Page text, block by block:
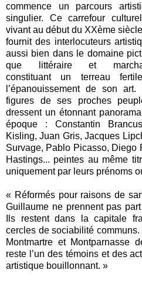
commence un parcours
singulier. Ce carrefour
vivant au début du XXème
fournit des interlocuteurs
aussi bien dans le domaine
que littéraire et
constituant un terreau
l’épanouissement de son art.
figures de ses proches
dressent un étonnant
époque : Constantin
Kisling, Juan Gris, Jacques
Survage, Pablo Picasso, Diego
Hastings... peintes au même
uniquement par leurs prénoms
« Réformés pour raisons de
Guillaume ne prennent pas
Ils restent dans la capitale
cercles de sociabilité
Montmartre et Montparnasse
reste l’un des témoins et des
artistique bouillonnant. »